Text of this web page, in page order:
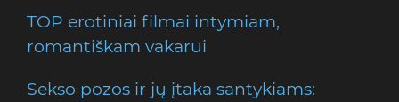
TOP erotiniai filmai intymiam,
romantiškam vakarui
Sekso pozos ir jų įtaka santykiams: